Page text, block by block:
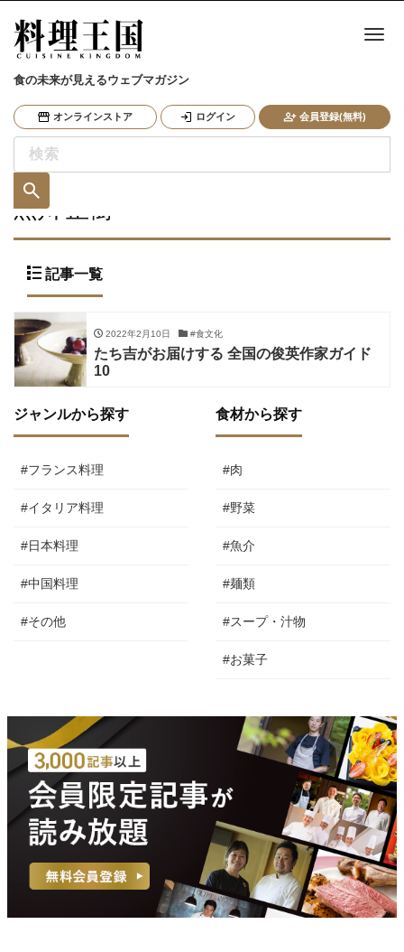
食の未来が見えるウェブマガジン
オンラインストア ログイン 会員登録(無料)
ナ
黒川 正樹
記事一覧
2022年2月10日 #食文化
たち吉がお届けする 全国の俊英作家ガイド
10
ジャンルから探す
#フランス料理
#イタリア料理
#日本料理
#中国料理
#その他
食材から探す
#肉
#野菜
#魚介
#麺類
#スープ・汁物
#お菓子